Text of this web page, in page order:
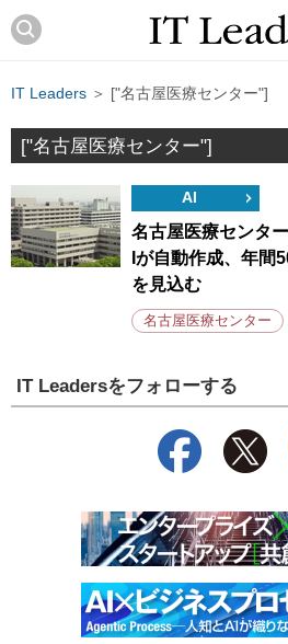
IT Leaders ＞ ["名古屋医療センター"]
["名古屋医療センター"]
AI
名古屋医療センタ
Iが自動作成、年間
を見込む
名古屋医療センター
IT Leadersをフォローする